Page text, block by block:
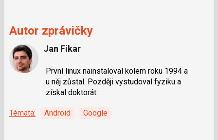
Autor zprávičky
Jan Fikar
První linux nainstaloval kolem roku 1994 a
u něj zůstal. Později vystudoval fyziku a
získal doktorát.
Témata: Android Google